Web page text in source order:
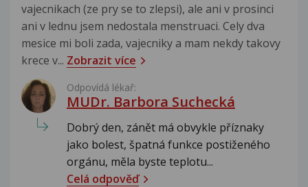
vajecnikach (ze pry se to zlepsi), ale ani v prosinci
ani v lednu jsem nedostala menstruaci. Cely dva
mesice mi boli zada, vajecniky a mam nekdy takovy
krece v... Zobrazit více
Odpovídá lékař:
MUDr. Barbora Suchecká
Dobrý den, zánět má obvykle příznaky
jako bolest, špatná funkce postiženého
orgánu, měla byste teplotu...
Celá odpověď